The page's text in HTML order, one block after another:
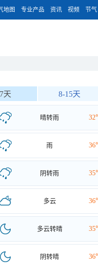
地图 专业产品 资讯 视频 节气
7天 8-15天
晴转雨
雨
阴转雨
多云
多云转晴
阴转晴